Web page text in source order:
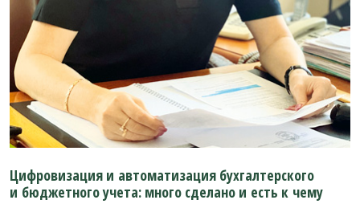
Цифровизация и автоматизация бухгалтерского
и бюджетного учета: много сделано и есть к чему